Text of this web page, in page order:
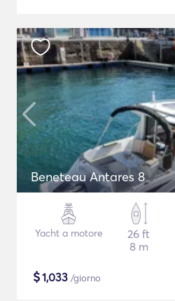
Beneteau Antares 8
Yacht a motore
26 ft
8 m
$1,033 /giorno